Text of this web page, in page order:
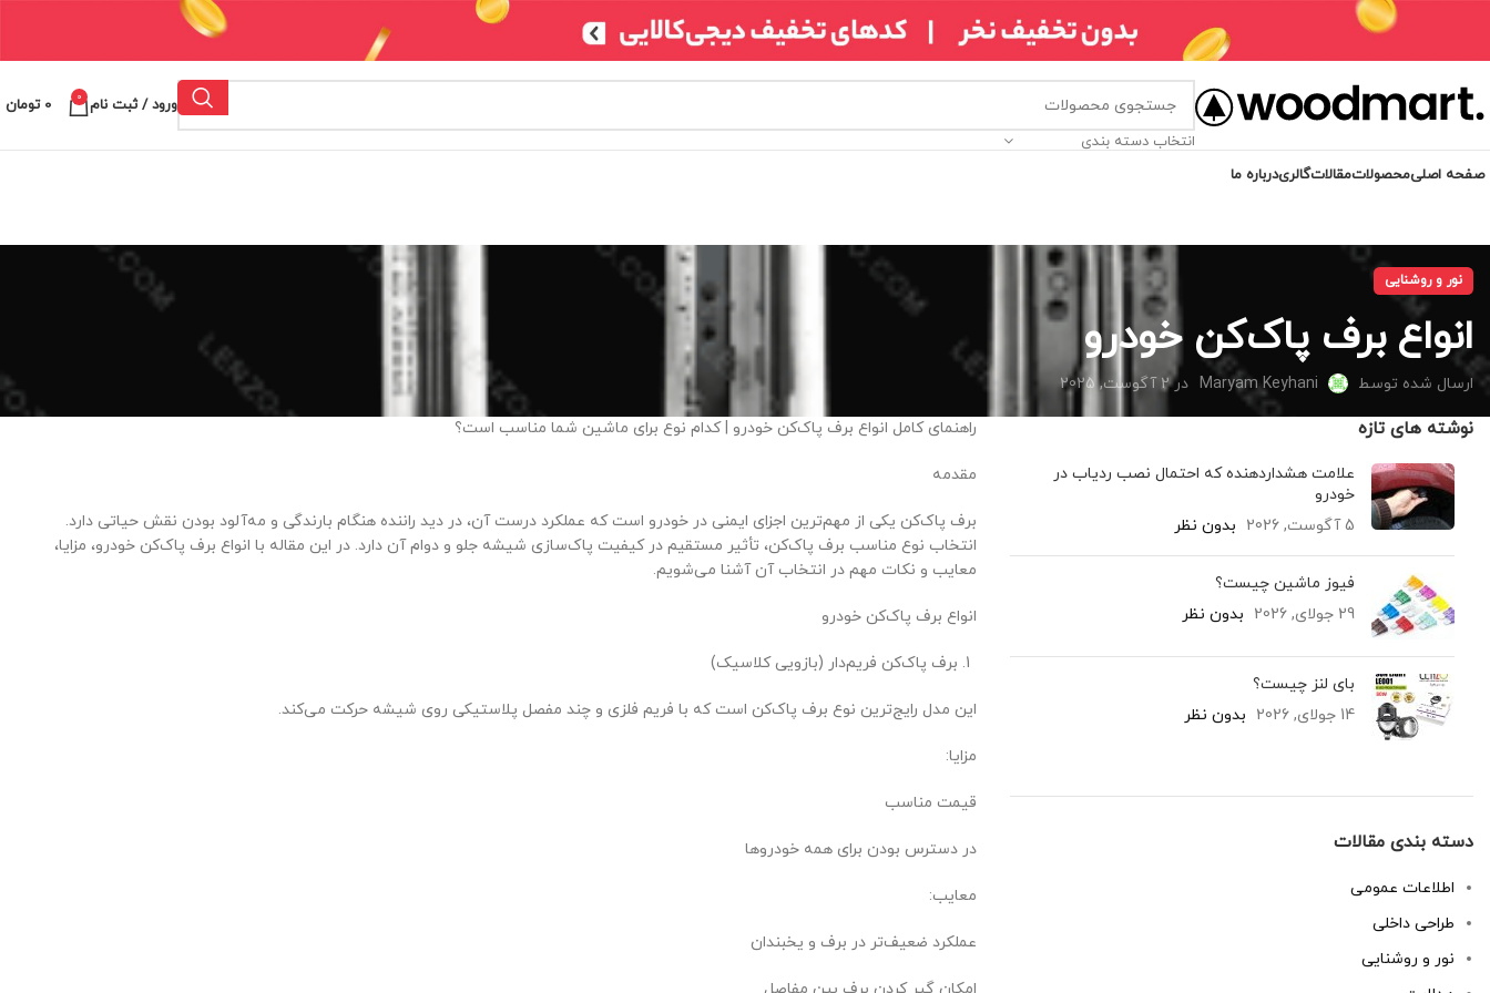
انتخاب دسته بندی
ورود / ثبت نام 0
0 تومان
صفحه اصلیمحصولاتمقالاتگالریدرباره ما
نور و روشنایی
انواع برف پاک‌کن خودرو
ارسال شده توسط Maryam Keyhani در 2 آگوست, 2025
راهنمای کامل انواع برف پاک‌کن خودرو | کدام نوع برای ماشین شما مناسب است؟
مقدمه
برف پاک‌کن یکی از مهم‌ترین اجزای ایمنی در خودرو است که عملکرد درست آن، در دید راننده هنگام بارندگی و مه‌آلود بودن نقش حیاتی دارد.
انتخاب نوع مناسب برف پاک‌کن، تأثیر مستقیم در کیفیت پاک‌سازی شیشه جلو و دوام آن دارد. در این مقاله با انواع برف پاک‌کن خودرو، مزایا،
معایب و نکات مهم در انتخاب آن آشنا می‌شویم.
انواع برف پاک‌کن خودرو
برف پاک‌کن فریم‌دار (بازویی کلاسیک)
این مدل رایج‌ترین نوع برف پاک‌کن است که با فریم فلزی و چند مفصل پلاستیکی روی شیشه حرکت می‌کند.
مزایا:
قیمت مناسب
در دسترس بودن برای همه خودروها
معایب:
عملکرد ضعیف‌تر در برف و یخبندان
نوشته های تازه
علامت هشداردهنده که احتمال نصب ردیاب در
خودرو
5 آگوست, 2026
بدون نظر
فیوز ماشین چیست؟
29 جولای, 2026
بدون نظر
بای لنز چیست؟
14 جولای, 2026
بدون نظر
دسته بندی مقالات
اطلاعات عمومی
طراحی داخلی
نور و روشنایی